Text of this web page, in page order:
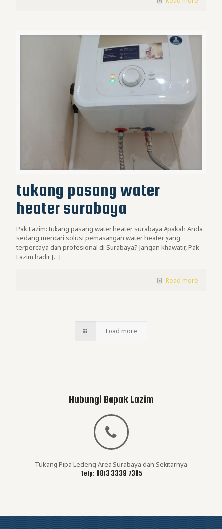
tukang pasang water
heater surabaya
Pak Lazim: tukang pasang water heater surabaya Apakah Anda
sedang mencari solusi pemasangan water heater yang
terpercaya dan profesional di Surabaya? Jangan khawatir, Pak
Lazim hadir[…]
Read more
Load more
Hubungi Bapak Lazim
Tukang Pipa Ledeng Area Surabaya dan Sekitarnya
Telp: 0813 3339 7305